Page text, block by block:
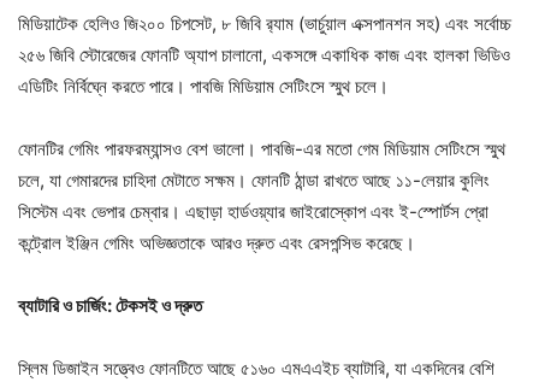
মিডিয়াটেক হেলিও জি২০০ চিপসেট, ৮ জিবি র‍্যাম (ভার্চুয়াল এক্সপানশন সহ) এবং সর্বোচ্চ
২৫৬ জিবি স্টোরেজের ফোনটি অ্যাপ চালানো, একসঙ্গে একাধিক কাজ এবং হালকা ভিডিও
এডিটিং নির্বিঘ্নে করতে পারে। পাবজি মিডিয়াম সেটিংসে স্মুথ চলে।
ফোনটির গেমিং পারফরম্যান্সও বেশ ভালো। পাবজি-এর মতো গেম মিডিয়াম সেটিংসে স্মুথ
চলে, যা গেমারদের চাহিদা মেটাতে সক্ষম। ফোনটি ঠান্ডা রাখতে আছে ১১-লেয়ার কুলিং
সিস্টেম এবং ভেপার চেম্বার। এছাড়া হার্ডওয়্যার জাইরোস্কোপ এবং ই-স্পোর্টস প্রো
কন্ট্রোল ইঞ্জিন গেমিং অভিজ্ঞতাকে আরও দ্রুত এবং রেসপন্সিভ করেছে।
ব্যাটারি ও চার্জিং: টেকসই ও দ্রুত
স্লিম ডিজাইন সত্ত্বেও ফোনটিতে আছে ৫১৬০ এমএএইচ ব্যাটারি, যা একদিনের বেশি